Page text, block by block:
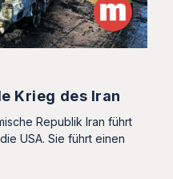
Krieg des Iran
Republik Iran führt
USA. Sie führt einen